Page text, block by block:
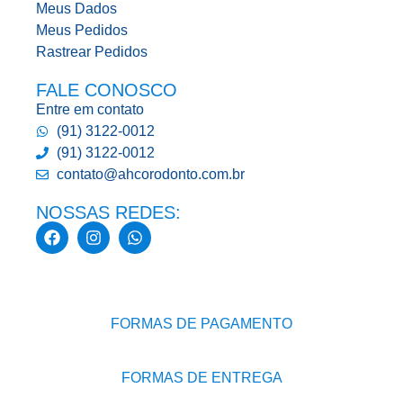
Meus Dados
Meus Pedidos
Rastrear Pedidos
FALE CONOSCO
Entre em contato
(91) 3122-0012
(91) 3122-0012
contato@ahcorodonto.com.br
NOSSAS REDES:
FORMAS DE PAGAMENTO
FORMAS DE ENTREGA